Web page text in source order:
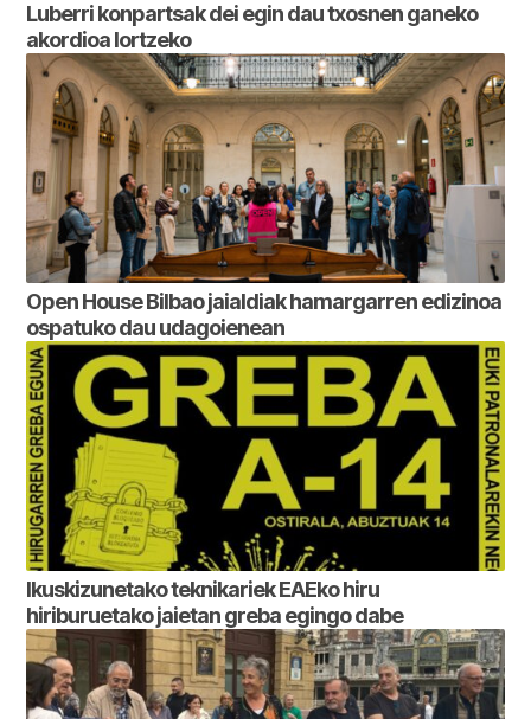
Luberri konpartsak dei egin dau txosnen ganeko
akordioa lortzeko
Open House Bilbao jaialdiak hamargarren edizinoa
ospatuko dau udagoienean
Ikuskizunetako teknikariek EAEko hiru
hiriburuetako jaietan greba egingo dabe